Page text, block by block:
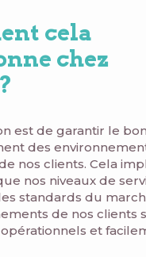
cela
chez
est de garantir le bon
des
nos clients. Cela
nos niveaux de
standards du
de nos clients
et